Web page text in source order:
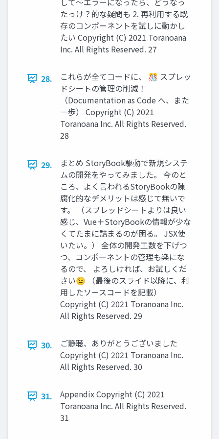
たっけ？的な疑問も 2. 再利用する既
存のコンポーネントを試しに動かし
たい Copyright (C) 2021 Toranoana
Inc. All Rights Reserved. 27
28.
これらが全てコードに、 🎊 スプレッ
ドシートの管理の削減！
（Documentation as Code へ、また
一歩） Copyright (C) 2021
Toranoana Inc. All Rights Reserved.
28
29.
まとめ StoryBook駆動で新規システ
ムの開発をやってみました。 今のと
ころ、よく言われるStoryBookの陳
腐化的なデメリットは感じて無いで
す。 （スプレッドシートよりは良い
感じ、Vue＋StoryBookの情報が少な
くてたまに詰まるのが困る。 JSX使
いたい。） 全体の開発工数を下げつ
つ、コンポーネントの管理も楽にな
るので、 よろしければ、お試しくだ
さい😉 （最後のスライド以降に、利
用したソースコードを記載）
Copyright (C) 2021 Toranoana Inc.
All Rights Reserved. 29
30.
ご静聴、ありがとうございました
Copyright (C) 2021 Toranoana Inc.
All Rights Reserved. 30
31.
Appendix Copyright (C) 2021
Toranoana Inc. All Rights Reserved.
31